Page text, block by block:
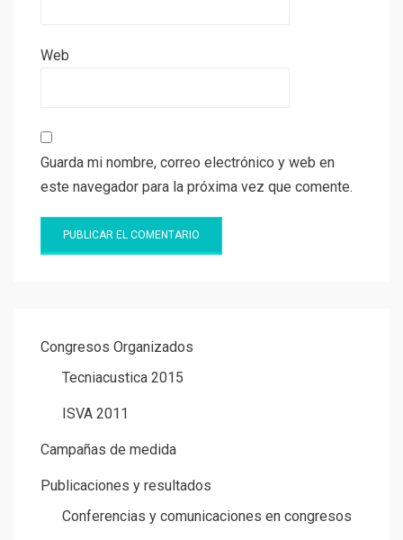
Web
Guarda mi nombre, correo electrónico y web en
este navegador para la próxima vez que comente.
Congresos Organizados
Tecniacustica 2015
ISVA 2011
Campañas de medida
Publicaciones y resultados
Conferencias y comunicaciones en congresos